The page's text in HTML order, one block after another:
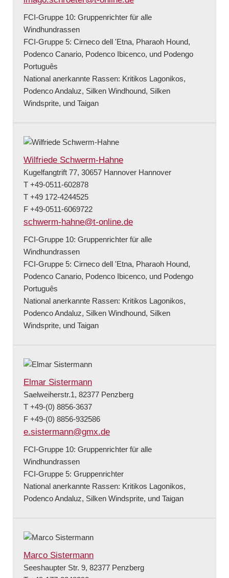
FCI-Gruppe 10: Gruppenrichter für alle
Windhundrassen
FCI-Gruppe 5: Cirneco dell 'Etna, Pharaoh Hound,
Podenco Canario, Podenco Ibicenco, und Podengo
Português
National anerkannte Rassen: Kritikos Lagonikos,
Podenco Andaluz, Silken Windhound, Silken
Windsprite, und Taigan
Wilfriede Schwerm-Hahne
Kugelfangtrift 77, 30657 Hannover Hannover
T +49-0511-602878
T +49 172-4244525
F +49-0511-6069722
schwerm-hahne@t-online.de
FCI-Gruppe 10: Gruppenrichter für alle
Windhundrassen
FCI-Gruppe 5: Cirneco dell 'Etna, Pharaoh Hound,
Podenco Canario, Podenco Ibicenco, und Podengo
Português
National anerkannte Rassen: Kritikos Lagonikos,
Podenco Andaluz, Silken Windhound, Silken
Windsprite, und Taigan
Elmar Sistermann
Saelweiherstr.1, 82377 Penzberg
T +49-(0) 8856-3637
F +49-(0) 8856-932586
e.sistermann@gmx.de
FCI-Gruppe 10: Gruppenrichter für alle
Windhundrassen
FCI-Gruppe 5: Gruppenrichter
National anerkannte Rassen: Kritikos Lagonikos,
Podenco Andaluz, Silken Windsprite, und Taigan
Marco Sistermann
Seeshaupter Str. 9, 82377 Penzberg